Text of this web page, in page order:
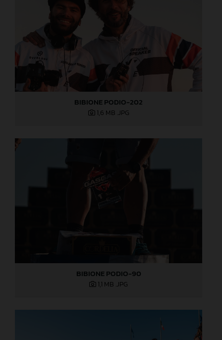
BIBIONE PODIO-202
1,6 MB .JPG
BIBIONE PODIO-90
1,1 MB .JPG